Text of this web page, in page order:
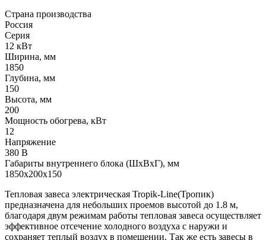
Страна производства
Россия
Серия
12 кВт
Ширина, мм
1850
Глубина, мм
150
Высота, мм
200
Мощность обогрева, кВт
12
Напряжение
380 В
Габариты внутреннего блока (ШхВхГ), мм
1850x200x150
Тепловая завеса электрическая Tropik-Line(Тропик)
предназначена для небольших проемов высотой до 1.8 м,
благодаря двум режимам работы тепловая завеса осуществляет
эффективное отсечение холодного воздуха с наружи и
сохраняет теплый воздух в помещении. Так же есть завесы в